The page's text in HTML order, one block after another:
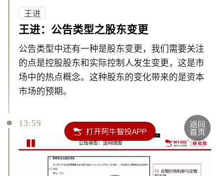
王进
王进：公告类型之股东变更
公告类型中还有一种是股东变更，我们需要关注
的点是控股股东和实际控制人发生变更，这是市
场中的热点概念。这种股东的变化带来的是资本
市场的预期。
13:59